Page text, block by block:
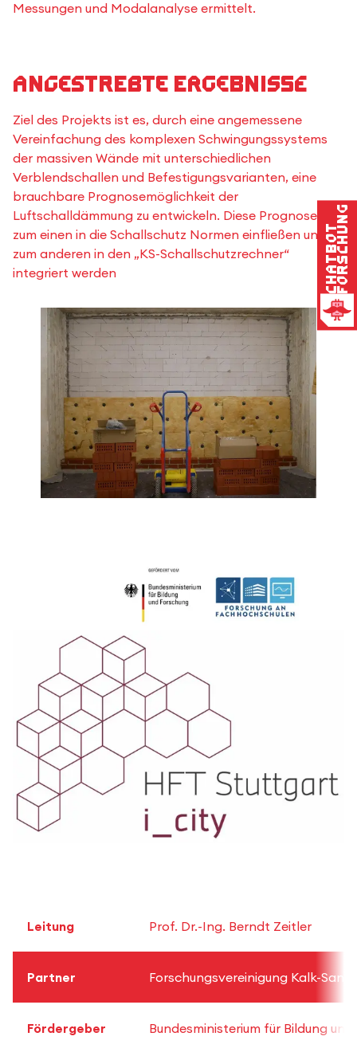
Messungen und Modalanalyse ermittelt.
Angestrebte Ergebnisse
Ziel des Projekts ist es, durch eine angemessene
Vereinfachung des komplexen Schwingungssystems
der massiven Wände mit unterschiedlichen
Verblendschallen und Befestigungsvarianten, eine
brauchbare Prognosemöglichkeit der
Luftschalldämmung zu entwickeln. Diese Prognose soll
zum einen in die Schallschutz Normen einfließen und
zum anderen in den „KS-Schallschutzrechner“
integriert werden
Leitung Prof. Dr.-Ing. Berndt Zeitler
Partner Forschungsvereinigung Kalk-Sand
Fördergeber Bundesministerium für Bildung und
ChatbotForschung